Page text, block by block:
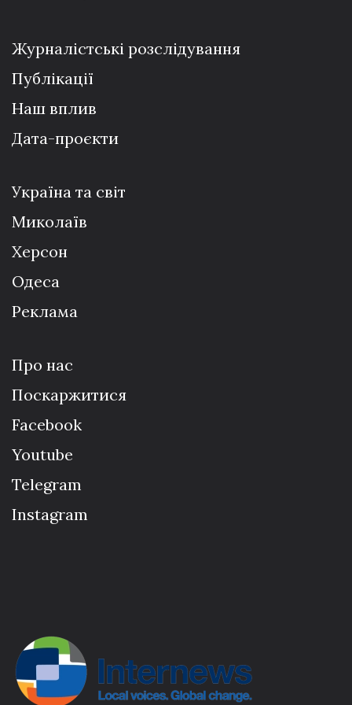
Журналістські розслідування
Публікації
Наш вплив
Дата-проєкти
Україна та світ
Миколаїв
Херсон
Одеса
Реклама
Про нас
Поскаржитися
Facebook
Youtube
Telegram
Instagram